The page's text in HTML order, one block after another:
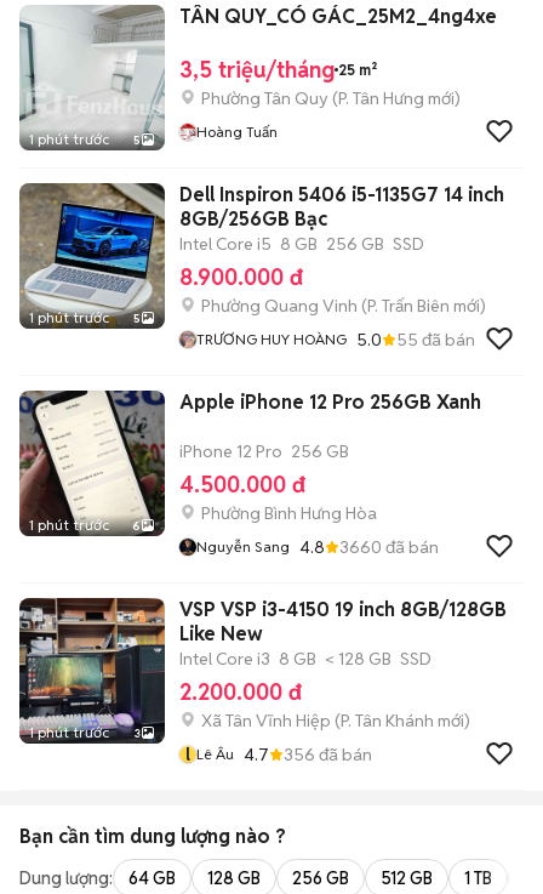
1 phút trước 5
TÂN QUY_CÓ GÁC_25M2_4ng4xe
3,5 triệu/tháng 25 m²
Phường Tân Quy (P. Tân Hưng mới)
Hoàng Tuấn
1 phút trước 5
Dell Inspiron 5406 i5-1135G7 14 inch
8GB/256GB Bạc
Intel Core i5 8 GB 256 GB SSD
8.900.000 đ
Phường Quang Vinh (P. Trấn Biên mới)
TRƯƠNG HUY HOÀNG 5.0 55 đã bán
1 phút trước 6
Apple iPhone 12 Pro 256GB Xanh
iPhone 12 Pro 256 GB
4.500.000 đ
Phường Bình Hưng Hòa
Nguyễn Sang 4.8 3660 đã bán
1 phút trước 3
VSP VSP i3-4150 19 inch 8GB/128GB
Like New
Intel Core i3 8 GB < 128 GB SSD
2.200.000 đ
Xã Tân Vĩnh Hiệp (P. Tân Khánh mới)
l Lê Âu 4.7 356 đã bán
Bạn cần tìm dung lượng nào ?
Dung lượng: 64 GB 128 GB 256 GB 512 GB 1 TB